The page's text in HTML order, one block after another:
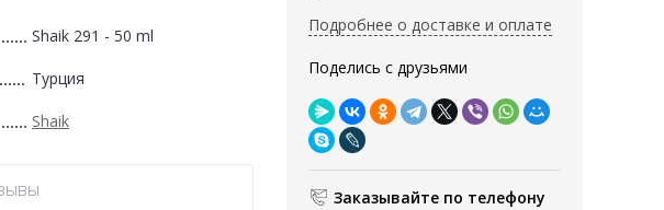
Подробнее о доставке и оплате
Поделись с друзьями
Заказывайте по телефону
Shaik 291 - 50 ml
Турция
Shaik